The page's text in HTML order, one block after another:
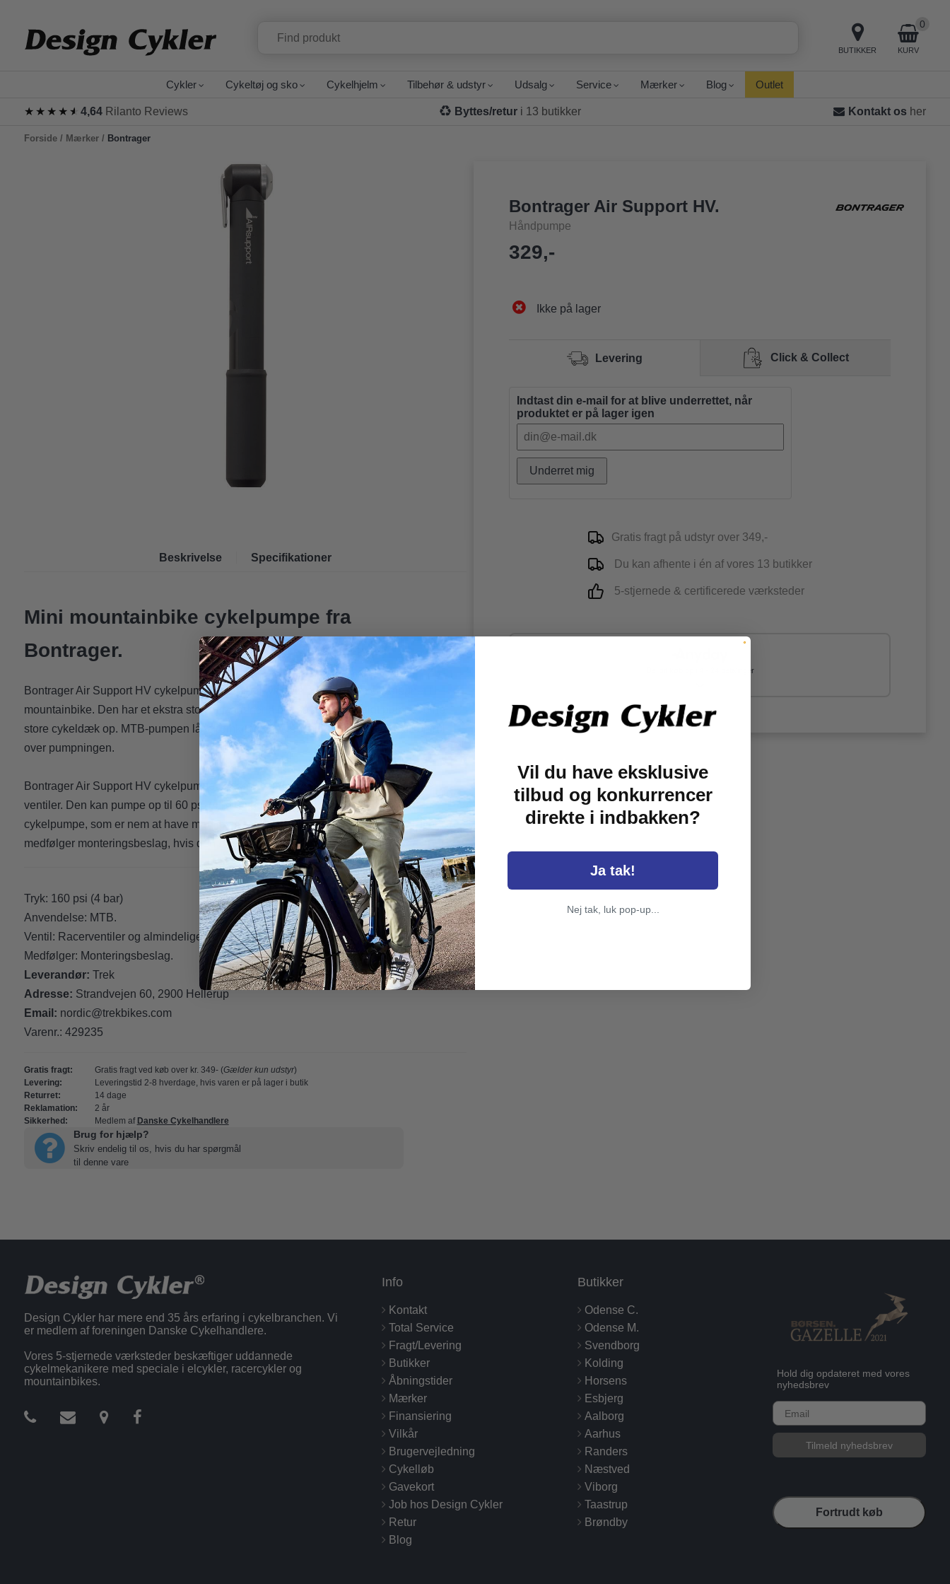
BUTIKKER KURV
0
Cykler Cykeltøj og sko Cykelhjelm Tilbehør & udstyr Udsalg Service Mærker Blog Outlet
★★★★★
★★★★★ 4,64Rilanto Reviews Byttes/retur i 13 butikker Kontakt os her
Forside/ Mærker/ Bontrager
Beskrivelse Specifikationer
Mini mountainbike cykelpumpe fra
Bontrager.
Bontrager Air Support HV cykelpumpe er en højkvalitets pumpe, som er velegnet til
mountainbike. Den har et ekstra stort luftkammer (HV), så den lynhurtigt pumper dine
store cykeldæk op. MTB-pumpen låser omkring ventilen, hvilket giver dig god kontrol
over pumpningen.
Bontrager Air Support HV cykelpumpe passer til både racerventiler og almindelige
ventiler. Den kan pumpe op til 60 psi (4 bar) uden problemer. Kompakt Bontrager
cykelpumpe, som er nem at have med i rygsækken eller lommen bag på trøjen. Der
medfølger monteringsbeslag, hvis den ønskes sat på din mountainbike.
Tryk: 160 psi (4 bar)
Anvendelse: MTB.
Ventil: Racerventiler og almindelige ventiler.
Medfølger: Monteringsbeslag.
Leverandør: Trek
Adresse: Strandvejen 60, 2900 Hellerup
Email: nordic@trekbikes.com
Varenr.: 429235
Gratis fragt: Gratis fragt ved køb over kr. 349- (Gælder kun udstyr)
Levering:
Leveringstid 2-8 hverdage, hvis varen er på lager i butik
Returret:
14 dage
Reklamation:
2 år
Sikkerhed:
Medlem af Danske Cykelhandlere
Brug for hjælp?
Skriv endelig til os, hvis du har spørgmål
til denne vare
Bontrager Air Support HV.
Håndpumpe
329,-
Ikke på lager
Levering Click & Collect
Indtast din e-mail for at blive underrettet, når
produktet er på lager igen
Underret mig
Gratis fragt på udstyr over 349,-
Du kan afhente i én af vores 13 butikker
5-stjernede & certificerede værksteder
Del dit køb op i 4 - 24 betalinger
Design Cykler har mere end 35 års erfaring i cykelbranchen. Vi
er medlem af foreningen Danske Cykelhandlere.
Vores 5-stjernede værksteder beskæftiger uddannede
cykelmekanikere med speciale i elcykler, racercykler og
mountainbikes.
Info
Kontakt
Total Service
Fragt/Levering
Butikker
Åbningstider
Mærker
Finansiering
Vilkår
Brugervejledning
Cykelløb
Gavekort
Job hos Design Cykler
Retur
Blog
Butikker
Odense C.
Odense M.
Svendborg
Kolding
Horsens
Esbjerg
Aalborg
Aarhus
Randers
Næstved
Viborg
Taastrup
Brøndby
Hold dig opdateret med vores
nyhedsbrev
E-mail
Tilmeld nyhedsbrev
Fortrudt køb
Vil du have eksklusive
tilbud og konkurrencer
direkte i indbakken?
Ja tak!
Nej tak, luk pop-up...